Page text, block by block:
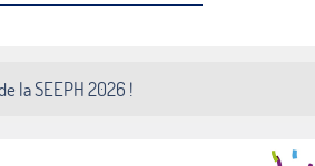
la SEEPH 2026 !